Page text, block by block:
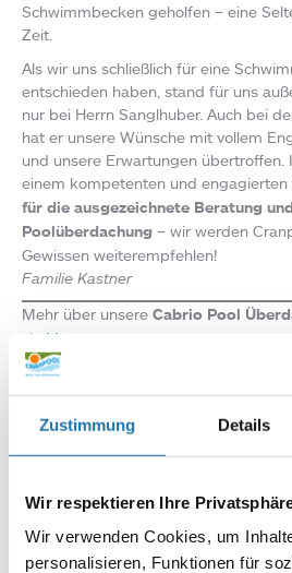
Zustimmung Details
Wir respektieren Ihre
Wir verwenden Cookies, um
personalisieren, Funktionen für
Schwimmbecken geholfen – eine
Zeit.
Als wir uns schließlich für eine
entschieden haben, stand für uns
nur bei Herrn Sanglhuber. Auch bei
hat er unsere Wünsche mit vollem
und unsere Erwartungen übertroffen.
einem kompetenten und engagierten
für die ausgezeichnete Beratung
Poolüberdachung – wir werden
Gewissen weiterempfehlen!
Familie Kastner
Mehr über unsere Cabrio Pool
sie
hier.
Professionelle Beratung & perfekte
auch in allenCranpool Standorten.
was unsere Kunden über uns sagen?
AT: 0810 / 200 140
DE: 089 / 451 08 93